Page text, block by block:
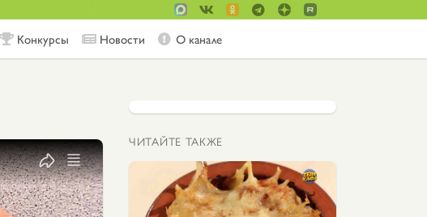
Конкурсы Новости О канале
ЧИТАЙТЕ ТАКЖЕ